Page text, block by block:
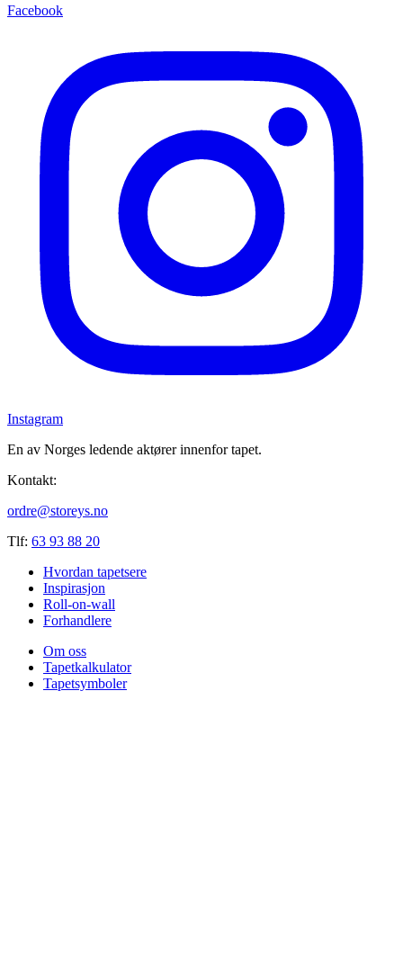
Facebook
Instagram
En av Norges ledende aktører innenfor tapet.
Kontakt:
ordre@storeys.no
Tlf: 63 93 88 20
Hvordan tapetsere
Inspirasjon
Roll-on-wall
Forhandlere
Om oss
Tapetkalkulator
Tapetsymboler